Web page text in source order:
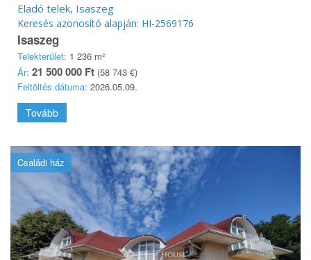
Eladó telek, Isaszeg
Keresés azonosító alapján: HI-2569176
Isaszeg
Telekterület: 1 236 m²
Ár: 21 500 000 Ft (58 743 €)
Feltöltés dátuma: 2026.05.09.
Tovább
Családi ház